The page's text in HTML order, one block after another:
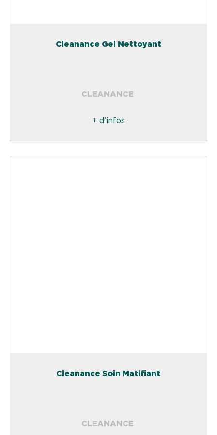
Cleanance Gel Nettoyant
CLEANANCE
+ d’infos
Cleanance Soin Matifiant
CLEANANCE